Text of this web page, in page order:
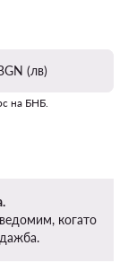
(лв)
на БНБ.
когато